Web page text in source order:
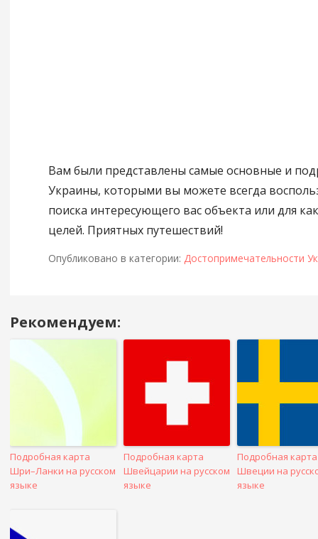
Вам были представлены самые основные и
Украины, которыми вы можете всегда
поиска интересующего вас объекта или для
целей. Приятных путешествий!
Опубликовано в категории: Достопримечательности
Навигация
посте
Рекомендуем:
Подробная карта
Шри–Ланки на русском
языке
Подробная карта
Швейцарии на русском
языке
Подробная карта
Швеции на
языке